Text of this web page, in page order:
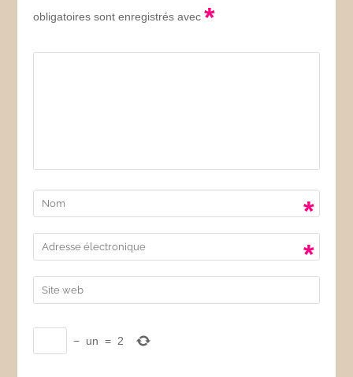
obligatoires sont enregistrés avec*
*
*
− un = 2